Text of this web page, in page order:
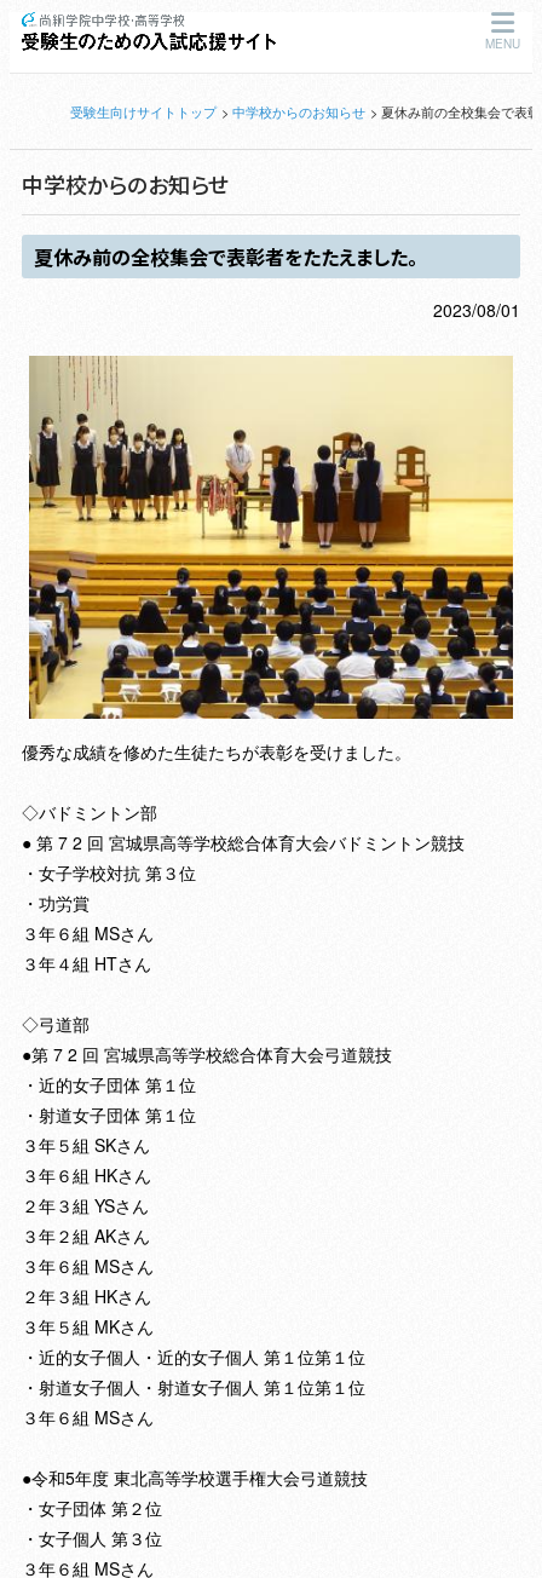
MENU
受験生向けサイトトップ 中学校からのお知らせ 夏休み前の全校集会で表
中学校からのお知らせ
夏休み前の全校集会で表彰者をたたえました。
2023/08/01
優秀な成績を修めた生徒たちが表彰を受けました。
◇バドミントン部
● 第 7 2 回 宮城県高等学校総合体育大会バドミントン競技
・女子学校対抗 第３位
・功労賞
３年６組 MSさん
３年４組 HTさん
◇弓道部
●第 7 2 回 宮城県高等学校総合体育大会弓道競技
・近的女子団体 第１位
・射道女子団体 第１位
３年５組 SKさん
３年６組 HKさん
２年３組 YSさん
３年２組 AKさん
３年６組 MSさん
２年３組 HKさん
３年５組 MKさん
・近的女子個人・近的女子個人 第１位第１位
・射道女子個人・射道女子個人 第１位第１位
３年６組 MSさん
●令和5年度 東北高等学校選手権大会弓道競技
・女子団体 第２位
・女子個人 第３位
３年６組 MSさん